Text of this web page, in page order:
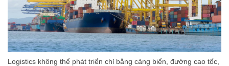
Logistics không thể phát triển chỉ bằng cảng biển, đường cao tốc,